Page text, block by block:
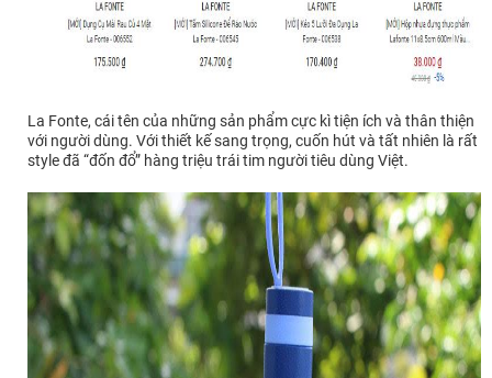
La Fonte, cái tên của những sản phẩm cực kì tiện ích và thân thiện
với người dùng. Với thiết kế sang trọng, cuốn hút và tất nhiên là rất
style đã “đốn đổ” hàng triệu trái tim người tiêu dùng Việt.